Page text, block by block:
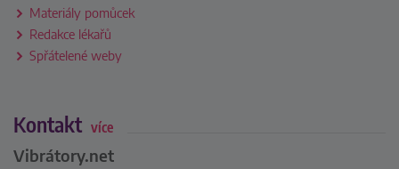
Materiály pomůcek
Redakce lékařů
Spřátelené weby
Kontakt více
Vibrátory.net